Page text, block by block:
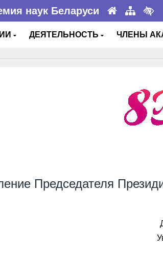
наук Беларуси
ДЕЯТЕЛЬНОСТЬ ЧЛЕНЫ
Председателя